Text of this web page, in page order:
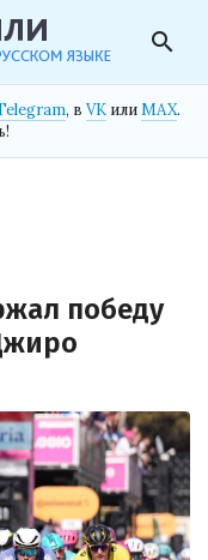
search
, в VK илиMAX.
победу